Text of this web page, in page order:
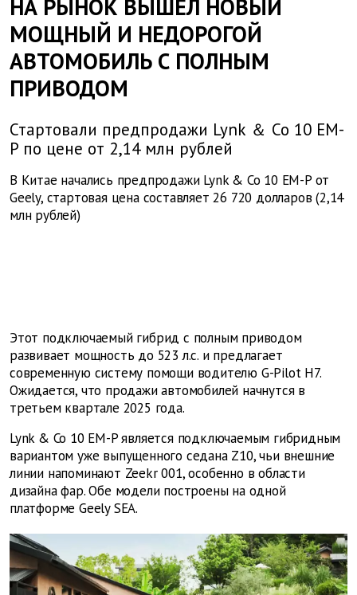
НА РЫНОК ВЫШЕЛ НОВЫЙ
МОЩНЫЙ И НЕДОРОГОЙ
АВТОМОБИЛЬ С ПОЛНЫМ
ПРИВОДОМ
Стартовали предпродажи Lynk ＆ Co 10 EM-
P по цене от 2,14 млн рублей
В Китае начались предпродажи Lynk & Co 10 EM-P от
Geely, стартовая цена составляет 26 720 долларов (2,14
млн рублей)
Этот подключаемый гибрид с полным приводом
развивает мощность до 523 л.с. и предлагает
современную систему помощи водителю G-Pilot H7.
Ожидается, что продажи автомобилей начнутся в
третьем квартале 2025 года.
Lynk & Co 10 EM-P является подключаемым гибридным
вариантом уже выпущенного седана Z10, чьи внешние
линии напоминают Zeekr 001, особенно в области
дизайна фар. Обе модели построены на одной
платформе Geely SEA.